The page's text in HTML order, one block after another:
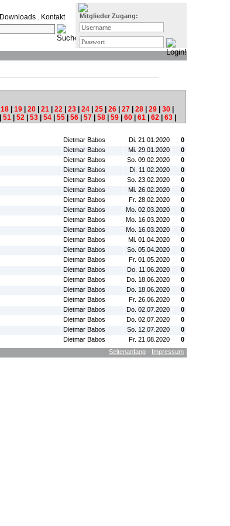
Downloads . Kontakt Mitglieder Zugang:
18 19 20 21 22 23 24 25 26 27 28 29 30
51 52 53 54 55 56 57 58 59 60 61 62 63
Dietmar Babos Di. 21.01.2020
0
Dietmar Babos Mi. 29.01.2020
0
Dietmar Babos So. 09.02.2020
0
Dietmar Babos Di. 11.02.2020
0
Dietmar Babos So. 23.02.2020
0
Dietmar Babos Mi. 26.02.2020
0
Dietmar Babos Fr. 28.02.2020
0
Dietmar Babos Mo. 02.03.2020
0
Dietmar Babos Mo. 16.03.2020
0
Dietmar Babos Mo. 16.03.2020
0
Dietmar Babos Mi. 01.04.2020
0
Dietmar Babos So. 05.04.2020
0
Dietmar Babos Fr. 01.05.2020
0
Dietmar Babos Do. 11.06.2020
0
Dietmar Babos Do. 18.06.2020
0
Dietmar Babos Do. 18.06.2020
0
Dietmar Babos Fr. 26.06.2020
0
Dietmar Babos Do. 02.07.2020
0
Dietmar Babos Do. 02.07.2020
0
Dietmar Babos So. 12.07.2020
0
Dietmar Babos Fr. 21.08.2020
0
Seitenanfang · Impressum